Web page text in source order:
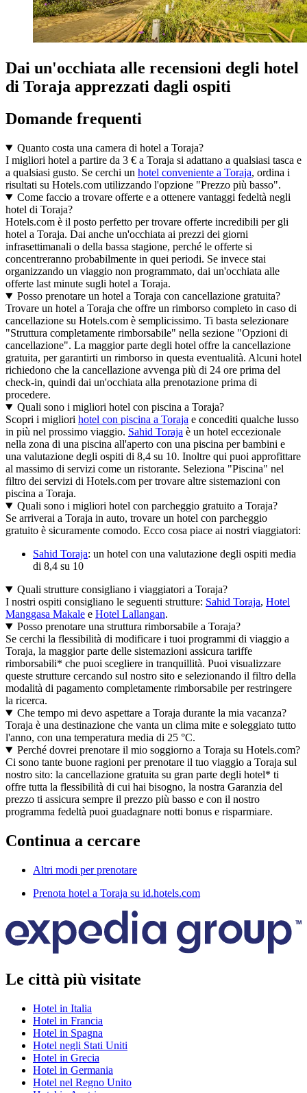
Dai un'occhiata alle recensioni degli hotel
di Toraja apprezzati dagli ospiti
Domande frequenti
Quanto costa una camera di hotel a Toraja?
I migliori hotel a partire da 3 € a Toraja si adattano a qualsiasi tasca e
a qualsiasi gusto. Se cerchi un hotel conveniente a Toraja, ordina i
risultati su Hotels.com utilizzando l'opzione "Prezzo più basso".
Come faccio a trovare offerte e a ottenere vantaggi fedeltà negli
hotel di Toraja?
Hotels.com è il posto perfetto per trovare offerte incredibili per gli
hotel a Toraja. Dai anche un'occhiata ai prezzi dei giorni
infrasettimanali o della bassa stagione, perché le offerte si
concentreranno probabilmente in quei periodi. Se invece stai
organizzando un viaggio non programmato, dai un'occhiata alle
offerte last minute sugli hotel a Toraja.
Posso prenotare un hotel a Toraja con cancellazione gratuita?
Trovare un hotel a Toraja che offre un rimborso completo in caso di
cancellazione su Hotels.com è semplicissimo. Ti basta selezionare
"Struttura completamente rimborsabile" nella sezione "Opzioni di
cancellazione". La maggior parte degli hotel offre la cancellazione
gratuita, per garantirti un rimborso in questa eventualità. Alcuni hotel
richiedono che la cancellazione avvenga più di 24 ore prima del
check-in, quindi dai un'occhiata alla prenotazione prima di
procedere.
Quali sono i migliori hotel con piscina a Toraja?
Scopri i migliori hotel con piscina a Toraja e concediti qualche lusso
in più nel prossimo viaggio. Sahid Toraja è un hotel eccezionale
nella zona di una piscina all'aperto con una piscina per bambini e
una valutazione degli ospiti di 8,4 su 10. Inoltre qui puoi approfittare
al massimo di servizi come un ristorante. Seleziona "Piscina" nel
filtro dei servizi di Hotels.com per trovare altre sistemazioni con
piscina a Toraja.
Quali sono i migliori hotel con parcheggio gratuito a Toraja?
Se arriverai a Toraja in auto, trovare un hotel con parcheggio
gratuito è sicuramente comodo. Ecco cosa piace ai nostri viaggiatori:
Sahid Toraja: un hotel con una valutazione degli ospiti media
di 8,4 su 10
Quali strutture consigliano i viaggiatori a Toraja?
I nostri ospiti consigliano le seguenti strutture: Sahid Toraja, Hotel
Manggasa Makale e Hotel Lallangan.
Posso prenotare una struttura rimborsabile a Toraja?
Se cerchi la flessibilità di modificare i tuoi programmi di viaggio a
Toraja, la maggior parte delle sistemazioni assicura tariffe
rimborsabili* che puoi scegliere in tranquillità. Puoi visualizzare
queste strutture cercando sul nostro sito e selezionando il filtro della
modalità di pagamento completamente rimborsabile per restringere
la ricerca.
Che tempo mi devo aspettare a Toraja durante la mia vacanza?
Toraja è una destinazione che vanta un clima mite e soleggiato tutto
l'anno, con una temperatura media di 25 °C.
Perché dovrei prenotare il mio soggiorno a Toraja su Hotels.com?
Ci sono tante buone ragioni per prenotare il tuo viaggio a Toraja sul
nostro sito: la cancellazione gratuita su gran parte degli hotel* ti
offre tutta la flessibilità di cui hai bisogno, la nostra Garanzia del
prezzo ti assicura sempre il prezzo più basso e con il nostro
programma fedeltà puoi guadagnare notti bonus e risparmiare.
Continua a cercare
Altri modi per prenotare
Prenota hotel a Toraja su id.hotels.com
Le città più visitate
Hotel in Italia
Hotel in Francia
Hotel in Spagna
Hotel negli Stati Uniti
Hotel in Grecia
Hotel in Germania
Hotel nel Regno Unito